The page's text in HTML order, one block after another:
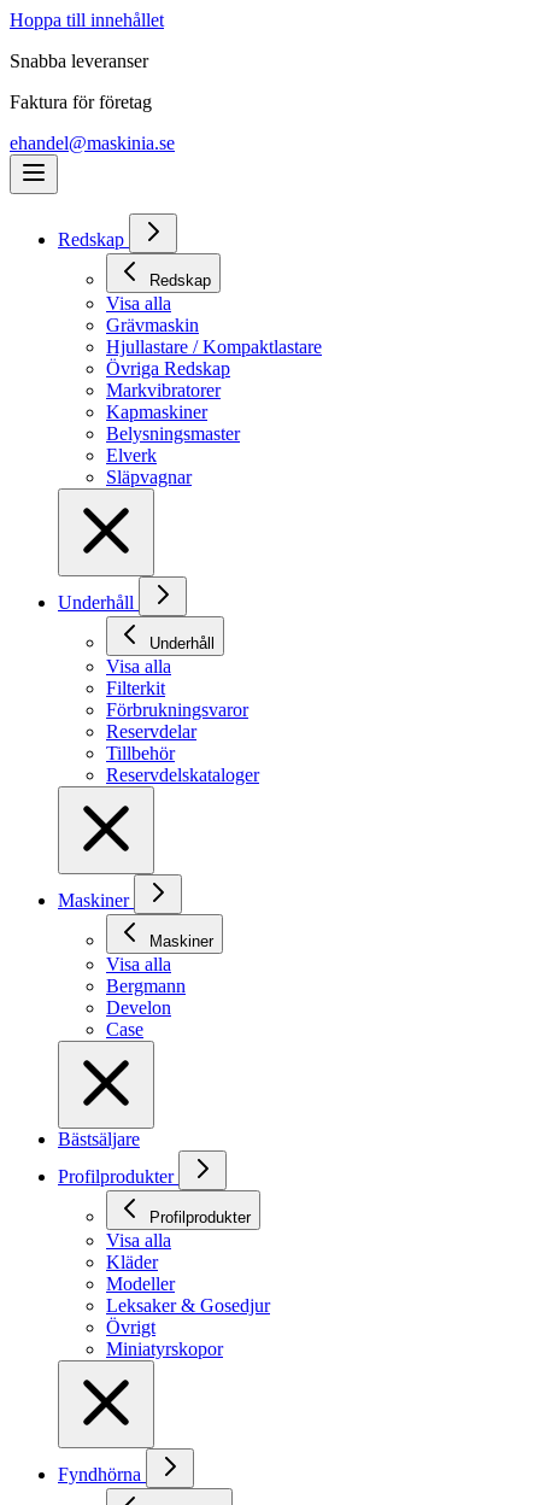
Hoppa till innehållet
Snabba leveranser
Faktura för företag
ehandel@maskinia.se
Redskap
Redskap
Visa alla
Grävmaskin
Hjullastare / Kompaktlastare
Övriga Redskap
Markvibratorer
Kapmaskiner
Belysningsmaster
Elverk
Släpvagnar
Underhåll
Underhåll
Visa alla
Filterkit
Förbrukningsvaror
Reservdelar
Tillbehör
Reservdelskataloger
Maskiner
Maskiner
Visa alla
Bergmann
Develon
Case
Bästsäljare
Profilprodukter
Profilprodukter
Visa alla
Kläder
Modeller
Leksaker & Gosedjur
Övrigt
Miniatyrskopor
Fyndhörna